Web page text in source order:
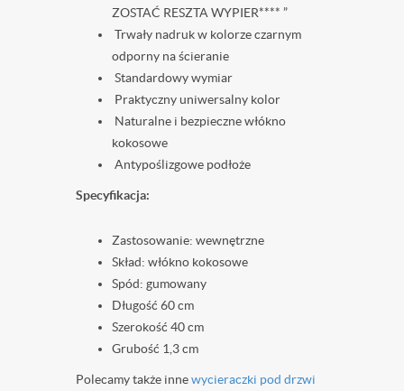
ZOSTAĆ RESZTA WYPIER**** ”
Trwały nadruk w kolorze czarnym
odporny na ścieranie
Standardowy wymiar
Praktyczny uniwersalny kolor
Naturalne i bezpieczne włókno
kokosowe
Antypoślizgowe podłoże
Specyfikacja:
Zastosowanie: wewnętrzne
Skład: włókno kokosowe
Spód: gumowany
Długość 60 cm
Szerokość 40 cm
Grubość 1,3 cm
Polecamy także innewycieraczki pod drzwi